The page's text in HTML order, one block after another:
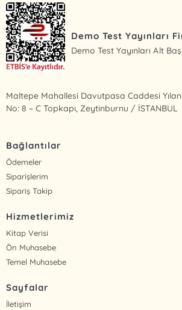
Demo Test Yayınları
Demo Test Yayınları Alt
Maltepe Mahallesi Davutpasa Caddesi
No: 8 – C Topkapı, Zeytinburnu / İSTANBUL
Bağlantılar
Ödemeler
Siparişlerim
Sipariş Takip
Hizmetlerimiz
Kitap Verisi
Ön Muhasebe
Temel Muhasebe
Sayfalar
İletişim